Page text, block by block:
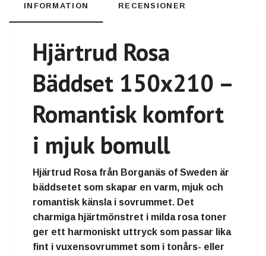
INFORMATION RECENSIONER
Hjärtrud Rosa
Bäddset 150x210 –
Romantisk komfort
i mjuk bomull
Hjärtrud Rosa från Borganäs of Sweden är
bäddsetet som skapar en varm, mjuk och
romantisk känsla i sovrummet. Det
charmiga hjärtmönstret i milda rosa toner
ger ett harmoniskt uttryck som passar lika
fint i vuxensovrummet som i tonårs- eller